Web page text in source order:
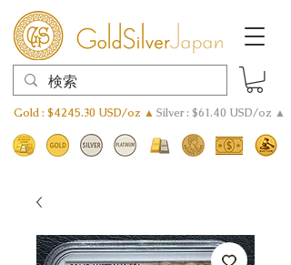
Gold : $4245.30 USD/oz ▲ Silver : $61.40 USD/oz ▲